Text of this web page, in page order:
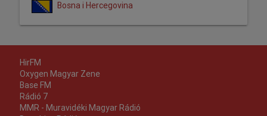
Bosna i Hercegovina
HirFM
Oxygen Magyar Zene
Base FM
Rádió 7
MMR - Muravidéki Magyar Rádió